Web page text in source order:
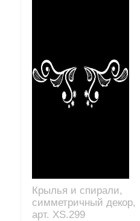
Крылья и спирали,
симметричный декор,
арт. XS.299